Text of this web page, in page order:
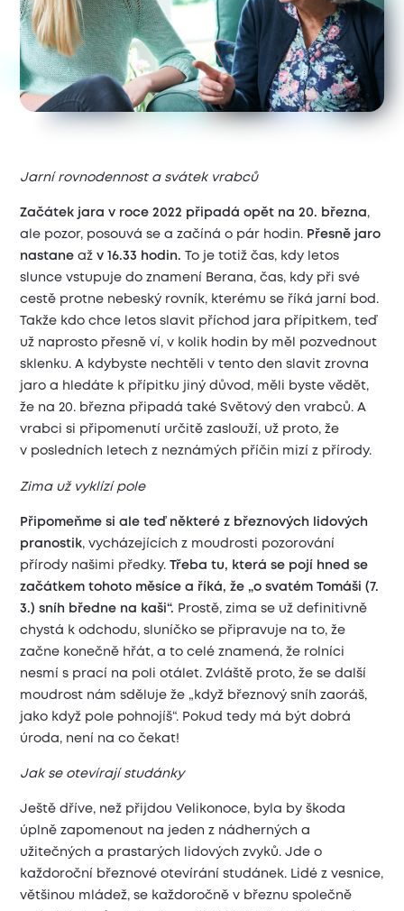
Jarní rovnodennost a svátek vrabců
Začátek jara v roce 2022 připadá opět na 20. března ,
ale pozor, posouvá se a začíná o pár hodin. Přesně jaro
nastaneažv 16.33 hodin.
To je totiž čas, kdy letos
slunce vstupuje do znamení Berana, čas, kdy při své
cestě protne nebeský rovník, kterému se říká jarní bod.
Takže kdo chce letos slavit příchod jara přípitkem, teď
už naprosto přesně ví, v kolik hodin by měl pozvednout
sklenku. A kdybyste nechtěli v tento den slavit zrovna
jaro a hledáte k přípitku jiný důvod, měli byste vědět,
že na 20. března připadá také Světový den vrabců. A
vrabci si připomenutí určitě zaslouží, už proto, že
v posledních letech z neznámých příčin mizí z přírody.
Zima už vyklízí pole
Připomeňme si ale teď některé z březnových lidových
pranostik, vycházejících z moudrosti pozorování
přírody našimi předky.Třeba tu, která se pojí hned se
začátkem tohoto měsíce a říká, že „o svatém Tomáši (7.
3.) sníh bředne na kaši“. Prostě, zima se už definitivně
chystá k odchodu, sluníčko se připravuje na to, že
začne konečně hřát, a to celé znamená, že rolníci
nesmí s prací na poli otálet. Zvláště proto, že se další
moudrost nám sděluje že „když březnový sníh zaoráš,
jako když pole pohnojíš“. Pokud tedy má být dobrá
úroda, není na co čekat!
Jak se otevírají studánky
Ještě dříve, než přijdou Velikonoce, byla by škoda
úplně zapomenout na jeden z nádherných a
užitečných a prastarých lidových zvyků. Jde o
každoroční březnové otevírání studánek. Lidé z vesnice,
většinou mládež, se každoročně v březnu společně